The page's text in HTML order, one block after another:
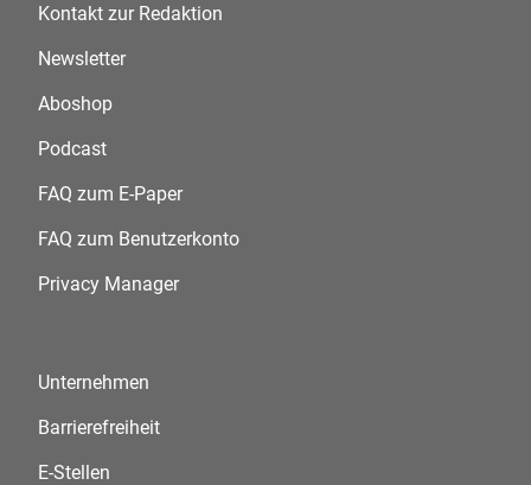
Kontakt zur Redaktion
Newsletter
Aboshop
Podcast
FAQ zum E-Paper
FAQ zum Benutzerkonto
Privacy Manager
Unternehmen
Barrierefreiheit
E-Stellen